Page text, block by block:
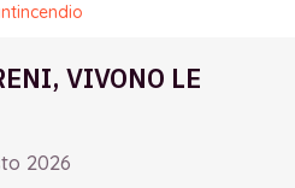
VIVONO LE
2026